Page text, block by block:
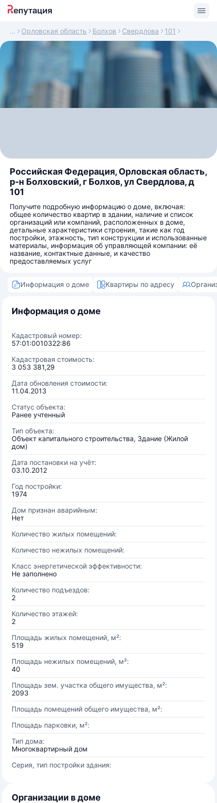
Орловская область Болхов Свердлова 101
Российская Федерация, Орловская область,
р-н Болховский, г Болхов, ул Свердлова, д
101
Получите подробную информацию о доме, включая:
общее количество квартир в здании, наличие и список
организаций или компаний, расположенных в доме,
детальные характеристики строения, такие как год
постройки, этажность, тип конструкции и использованные
материалы, информация об управляющей компании: её
название, контактные данные, и качество
предоставляемых услуг
Информация о доме Квартиры по адресу
Информация о доме
Кадастровый номер:
57:01:0010322:86
Кадастровая стоимость:
3 053 381,29
Дата обновления стоимости:
11.04.2013
Статус объекта:
Ранее учтенный
Тип объекта:
Объект капитального строительства, Здание (Жилой
дом)
Дата постановки на учёт:
03.10.2012
Год постройки:
1974
Дом признан аварийным:
Нет
Количество жилых помещений:
Количество нежилых помещений:
Класс энергетической эффективности:
Не заполнено
Количество подъездов:
2
Количество этажей:
2
Площадь жилых помещений, м²:
519
Площадь нежилых помещений, м²:
40
Площадь зем. участка общего имущества, м²:
2093
Площадь помещений общего имущества, м²:
Площадь парковки, м²:
Тип дома:
Многоквартирный дом
Серия, тип постройки здания:
Организации в доме